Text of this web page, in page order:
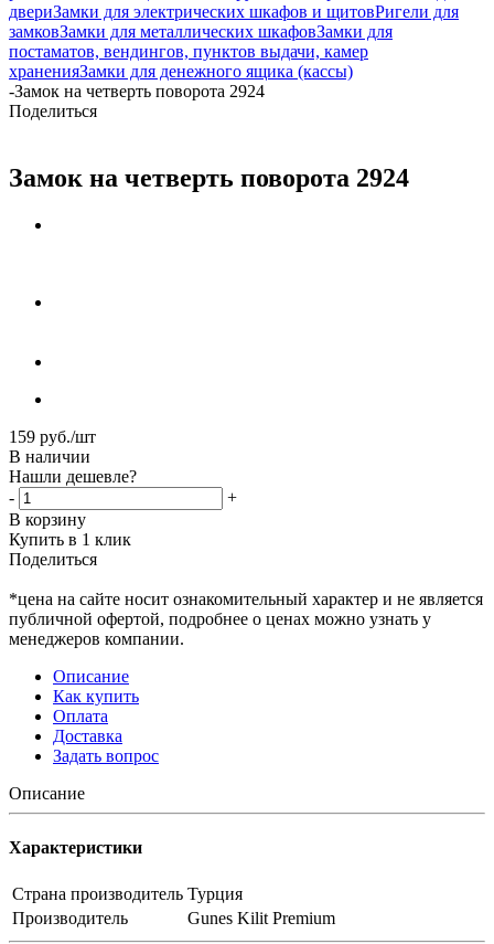
двериЗамки для электрических шкафов и щитовРигели для
замковЗамки для металлических шкафовЗамки для
постаматов, вендингов, пунктов выдачи, камер
храненияЗамки для денежного ящика (кассы)
-Замок на четверть поворота 2924
Поделиться
Замок на четверть поворота 2924
159 руб./шт
В наличии
Нашли дешевле?
-
+
В корзину
Купить в 1 клик
Поделиться
*цена на сайте носит ознакомительный характер и не является
публичной офертой, подробнее о ценах можно узнать у
менеджеров компании.
Описание
Как купить
Оплата
Доставка
Задать вопрос
Описание
Характеристики
Страна производитель Турция
Производитель
Gunes Kilit Premium